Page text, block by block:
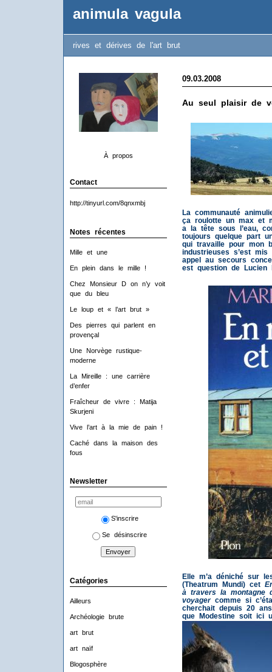
animula vagula
rives et dérives de l'art brut
À propos
Contact
http://tinyurl.com/8qnxmbj
Notes récentes
Mille et une
En plein dans le mille !
Chez Monsieur D on n’y voit
que du bleu
Le loup et « l’art brut »
Des pierres qui parlent en
provençal
Une Norvège rustique-
moderne
La Mireille : une carrière
d’enfer
Fraîcheur de vivre : Matija
Skurjeni
Vive l’art à la mie de pain !
Caché dans la maison des
fous
Newsletter
S'inscrire
Se désinscrire
Catégories
Ailleurs
Archéologie brute
art brut
art naïf
Blogosphère
09.03.2008
Au seul plaisir de
La communauté
ça roulotte un max et
a la tête sous l’eau,
toujours quelque part
qui travaille pour mon
industrieuses s’est
appel au secours
est question de Lucien
Elle m’a déniché sur
(Theatrum Mundi) cet
à travers la montagne
voyagercomme si
cherchait depuis 20
que Modestine soit ici